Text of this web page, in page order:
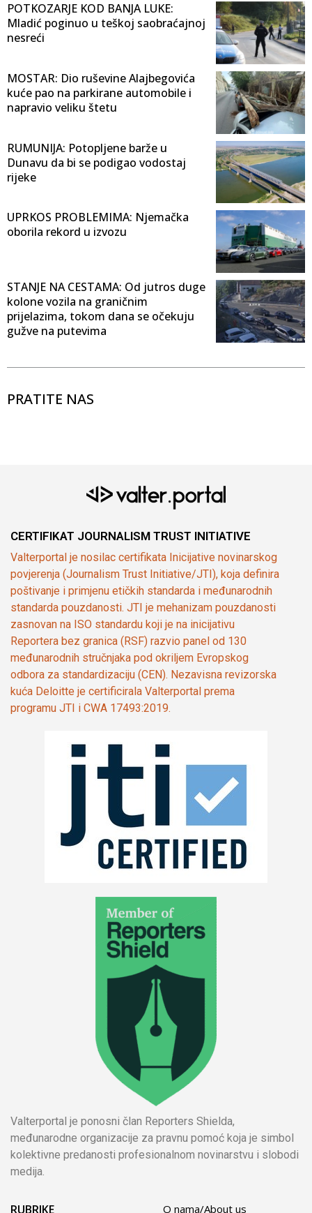
POTKOZARJE KOD BANJA LUKE:
Mladić poginuo u teškoj saobraćajnoj
nesreći
MOSTAR: Dio ruševine Alajbegovića
kuće pao na parkirane automobile i
napravio veliku štetu
RUMUNIJA: Potopljene barže u
Dunavu da bi se podigao vodostaj
rijeke
UPRKOS PROBLEMIMA: Njemačka
oborila rekord u izvozu
STANJE NA CESTAMA: Od jutros duge
kolone vozila na graničnim
prijelazima, tokom dana se očekuju
gužve na putevima
PRATITE NAS
CERTIFIKAT JOURNALISM TRUST INITIATIVE
Valterportal je nosilac certifikata Inicijative novinarskog
povjerenja (Journalism Trust Initiative/JTI), koja definira
poštivanje i primjenu etičkih standarda i međunarodnih
standarda pouzdanosti. JTI je mehanizam pouzdanosti
zasnovan na ISO standardu koji je na inicijativu
Reportera bez granica (RSF) razvio panel od 130
međunarodnih stručnjaka pod okriljem Evropskog
odbora za standardizaciju (CEN). Nezavisna revizorska
kuća Deloitte je certificirala Valterportal prema
programu JTI i CWA 17493:2019.
Valterportal je ponosni član Reporters Shielda,
međunarodne organizacije za pravnu pomoć koja je simbol
kolektivne predanosti profesionalnom novinarstvu i slobodi
medija.
RUBRIKE O nama/About us